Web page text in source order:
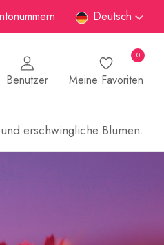
Deutsch
Benutzer Meine Favoriten
0
erschwingliche Blumen.